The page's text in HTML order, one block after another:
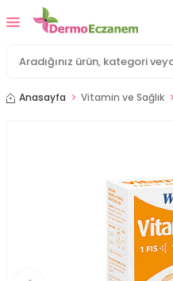
Anasayfa Vitamin ve Sağlık